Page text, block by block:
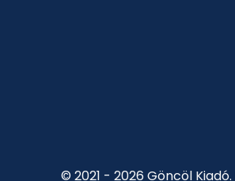
© 2021 - 2026 Göncöl Kiadó.